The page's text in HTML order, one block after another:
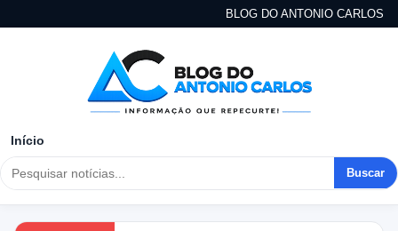
BLOG DO ANTONIO CARLOS
Início
Buscar